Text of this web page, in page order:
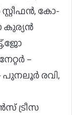
കോ-
കുര്യൻ
–
രവി,
ട്രീസ